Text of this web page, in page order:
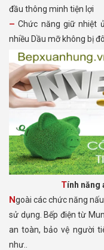
đầu thông minh tiện lợi
– Chức năng giữ nhiệt ủ ấm, tiết kiệm điện giúp các món ăn có
nhiều Dầu mỡ không bị
Tính
Ngoài các chức năng nấu thông minh giúp người tiêu dùng dễ dàng
sử dụng. Bếp điện từ
an toàn, bảo vệ người
như..